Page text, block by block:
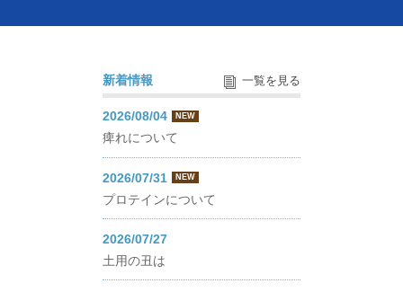
新着情報 一覧を見る
2026/08/04 NEW
痺れについて
2026/07/31 NEW
プロテインについて
2026/07/27
土用の丑は